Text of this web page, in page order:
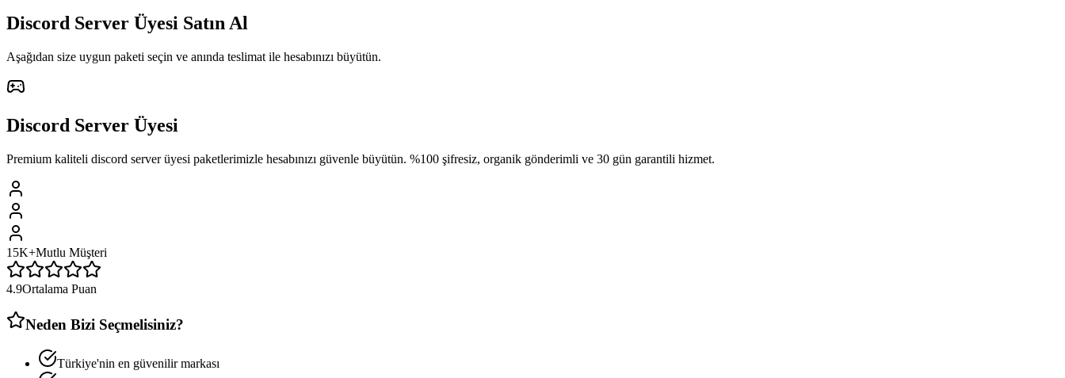
Discord Server Üyesi Satın Al
Aşağıdan size uygun paketi seçin ve anında teslimat ile hesabınızı büyütün.
Discord Server Üyesi
Premium kaliteli discord server üyesi paketlerimizle hesabınızı güvenle büyütün. %100 şifresiz, organik gönderimli ve 30 gün garantili hizmet.
15K+Mutlu Müşteri
4.9Ortalama Puan
Neden Bizi Seçmelisiniz?
Türkiye'nin en güvenilir markası